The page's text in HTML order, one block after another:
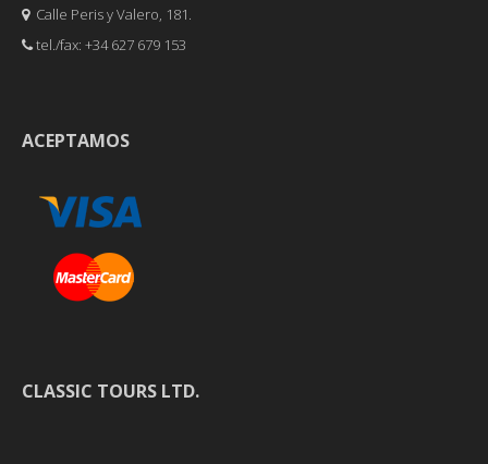
Calle Peris y Valero, 181.
tel./fax: +34 627 679 153
ACEPTAMOS
CLASSIC TOURS LTD.